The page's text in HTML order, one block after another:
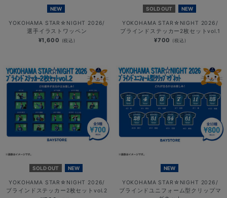
NEW
YOKOHAMA STAR☆NIGHT 2026/
選手イラストワッペン
¥1,600 (税込)
SOLD OUT NEW
YOKOHAMA STAR☆NIGHT 2026/
ブラインドステッカー2枚セットvol.1
¥700 (税込)
SOLD OUT NEW
YOKOHAMA STAR☆NIGHT 2026/
ブラインドステッカー2枚セットvol.2
NEW
YOKOHAMA STAR☆NIGHT 2026/
ブラインドユニフォーム型クリップマ